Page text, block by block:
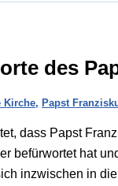
des
Kirche, Papst
dass Papst
befürwortet hat
inzwischen in